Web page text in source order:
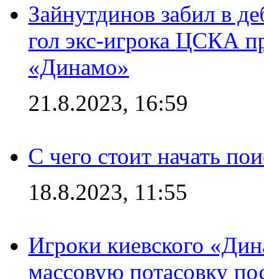
Зайнутдинов забил в
гол экс-игрока ЦСКА
«Динамо»
21.8.2023, 16:59
С чего стоит начать
18.8.2023, 11:55
Игроки киевского
массовую потасовку